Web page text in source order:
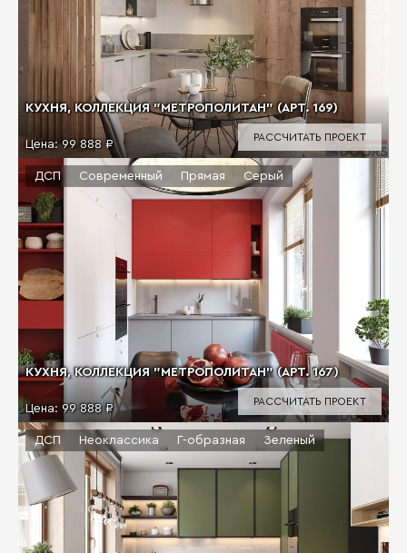
КУХНЯ, КОЛЛЕКЦИЯ "МЕТРОПОЛИТАН" (АРТ. 169)
Цена:99 888 ₽
РАССЧИТАТЬ ПРОЕКТ
КУХНЯ, КОЛЛЕКЦИЯ "МЕТРОПОЛИТАН" (АРТ. 167)
Цена: 99 888 ₽
ДСП Современный Прямая Серый
РАССЧИТАТЬ ПРОЕКТ
ДСП Неоклассика Г-образная Зеленый